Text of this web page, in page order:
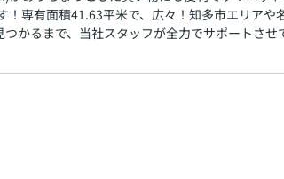
！専有面積41.63平米で、広々！知多市エリアや
かるまで、当社スタッフが全力でサポートさせ